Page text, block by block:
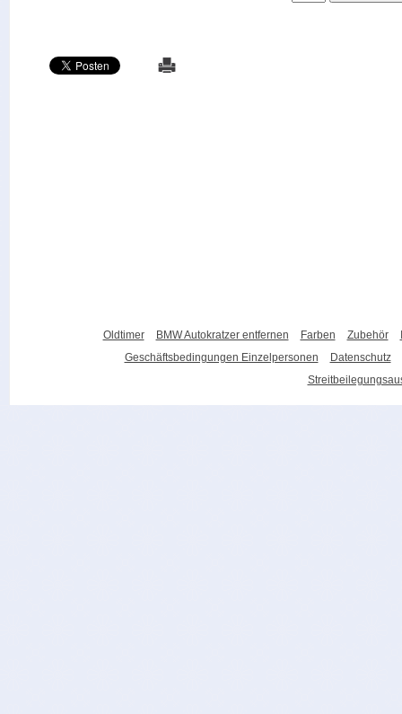
Oldtimer BMW Autokratzer entfernen Farben Zubehör
Geschäftsbedingungen Einzelpersonen
Datenschutz